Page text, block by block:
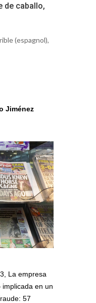
de caballo,
(espagnol),
Jiménez
La empresa
en un
57